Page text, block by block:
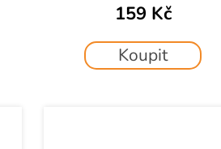
159 Kč
Koupit